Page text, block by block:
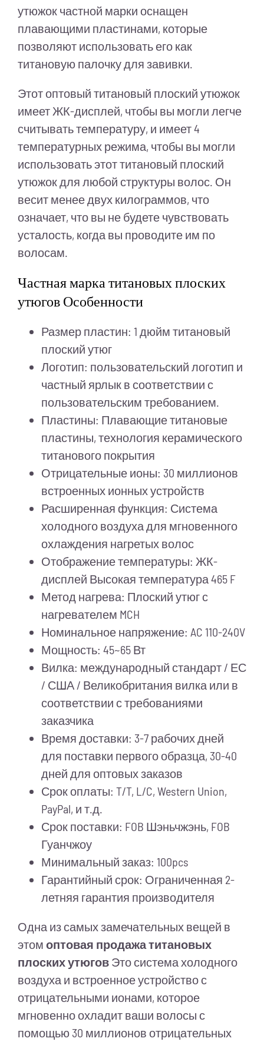
утюжок частной марки оснащен
плавающими пластинами, которые
позволяют использовать его как
титановую палочку для завивки.
Этот оптовый титановый плоский утюжок
имеет ЖК-дисплей, чтобы вы могли легче
считывать температуру, и имеет 4
температурных режима, чтобы вы могли
использовать этот титановый плоский
утюжок для любой структуры волос. Он
весит менее двух килограммов, что
означает, что вы не будете чувствовать
усталость, когда вы проводите им по
волосам.
Частная марка титановых плоских
утюгов Особенности
Размер пластин: 1 дюйм титановый
плоский утюг
Логотип: пользовательский логотип и
частный ярлык в соответствии с
пользовательским требованием.
Пластины: Плавающие титановые
пластины, технология керамического
титанового покрытия
Отрицательные ионы: 30 миллионов
встроенных ионных устройств
Расширенная функция: Система
холодного воздуха для мгновенного
охлаждения нагретых волос
Отображение температуры: ЖК-
дисплей Высокая температура 465 F
Метод нагрева: Плоский утюг с
нагревателем MCH
Номинальное напряжение: AC 110-240V
Мощность: 45~65 Вт
Вилка: международный стандарт / ЕС
/ США / Великобритания вилка или в
соответствии с требованиями
заказчика
Время доставки: 3-7 рабочих дней
для поставки первого образца, 30-40
дней для оптовых заказов
Срок оплаты: T/T, L/C, Western Union,
PayPal, и т.д.
Срок поставки: FOB Шэньчжэнь, FOB
Гуанчжоу
Минимальный заказ: 100pcs
Гарантийный срок: Ограниченная 2-
летняя гарантия производителя
Одна из самых замечательных вещей в
этом оптовая продажа титановых
плоских утюговЭто система холодного
воздуха и встроенное устройство с
отрицательными ионами, которое
мгновенно охладит ваши волосы с
помощью 30 миллионов отрицательных